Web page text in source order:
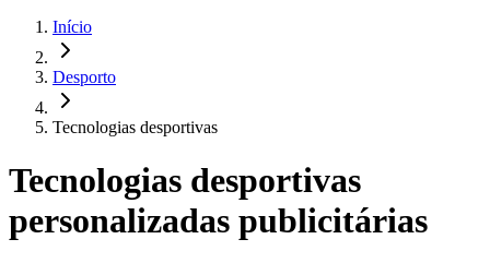
Início
Desporto
Tecnologias desportivas
Tecnologias desportivas
personalizadas publicitárias